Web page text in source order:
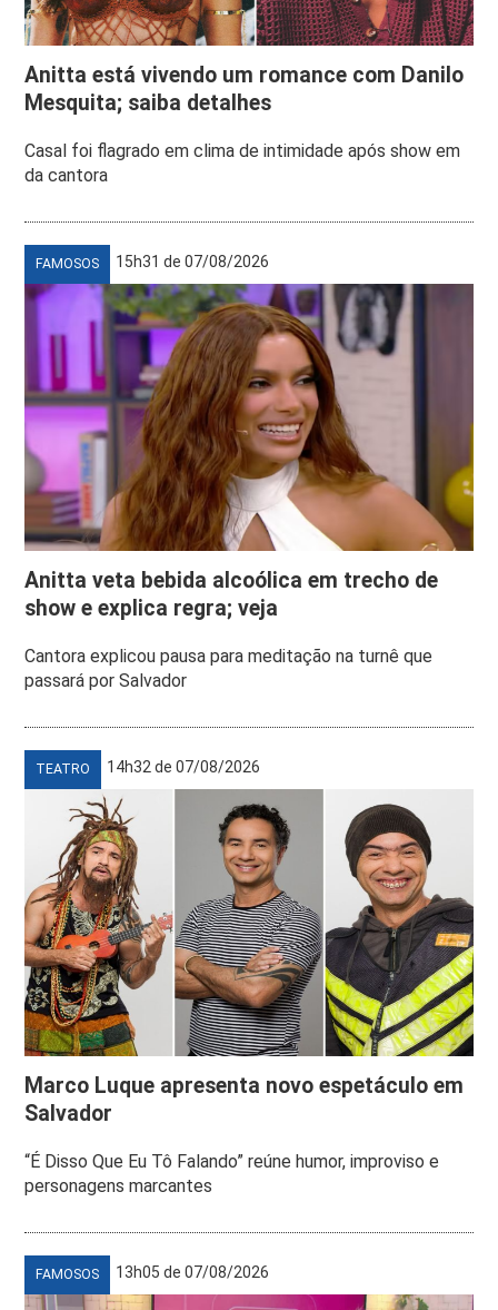
Anitta está vivendo um romance com Danilo
Mesquita; saiba detalhes
Casal foi flagrado em clima de intimidade após show em
da cantora
FAMOSOS 15h31 de 07/08/2026
Anitta veta bebida alcoólica em trecho de
show e explica regra; veja
Cantora explicou pausa para meditação na turnê que
passará por Salvador
TEATRO 14h32 de 07/08/2026
Marco Luque apresenta novo espetáculo em
Salvador
“É Disso Que Eu Tô Falando” reúne humor, improviso e
personagens marcantes
FAMOSOS 13h05 de 07/08/2026